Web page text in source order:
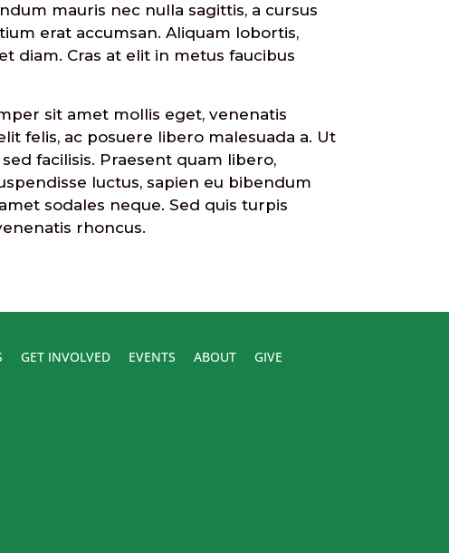
mauris nec nulla sagittis, a cursus
erat accumsan. Aliquam lobortis,
diam. Cras at elit in metus faucibus
sit amet mollis eget, venenatis
felis, ac posuere libero malesuada a. Ut
facilisis. Praesent quam libero,
luctus, sapien eu bibendum
sodales neque. Sed quis turpis
rhoncus.
GET INVOLVED EVENTS ABOUT GIVE